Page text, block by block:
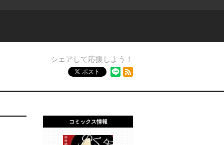
シェアして応援しよう！
ポスト
コミックス情報